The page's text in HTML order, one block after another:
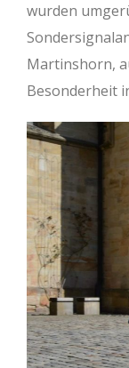
wurden
Martinshorn,
Besonderheit